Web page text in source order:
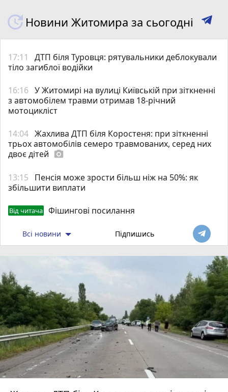
Новини Житомира за сьогодні
17:11
ДТП біля Туровця: рятувальники деблокували
тіло загиблої водійки
16:16 У Житомирі на вулиці Київській при зіткненні
з автомобілем травми отримав 18-річний
мотоцикліст
14:04 Жахлива ДТП біля Коростеня: при зіткненні
трьох автомобілів семеро травмованих, серед них
двоє дітей photo_camera
13:15
Пенсія може зрости більш ніж на 50%: як
збільшити виплати
Від читача Фішингові посилання
Всі новини Підпишись